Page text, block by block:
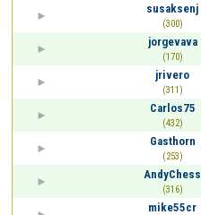
susaksenj
(300)
jorgevava
(170)
jrivero
(311)
Carlos75
(432)
Gasthorn
(253)
AndyChess
(316)
mike55cr